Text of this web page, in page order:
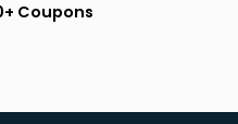
Coupons